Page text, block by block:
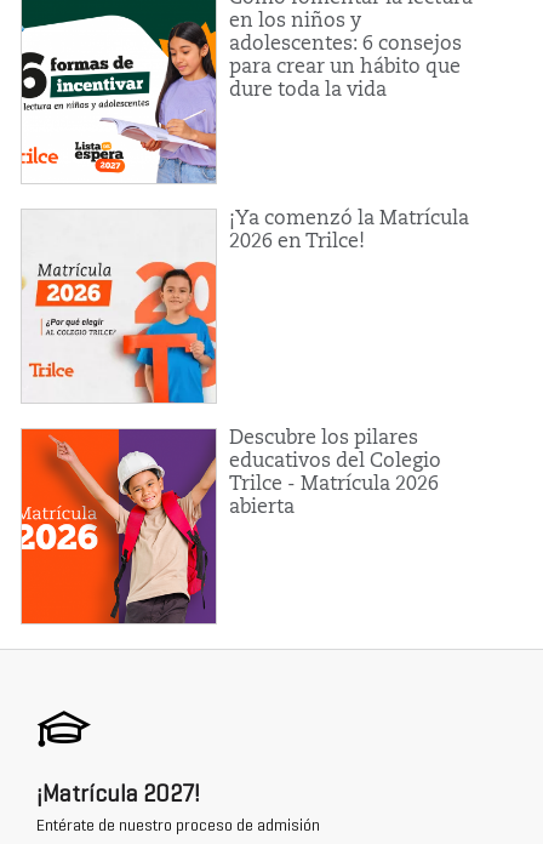
en los niños y
adolescentes: 6 consejos
para crear un hábito que
dure toda la vida
¡Ya comenzó la Matrícula
2026 en Trilce!
Descubre los pilares
educativos del Colegio
Trilce - Matrícula 2026
abierta
¡Matrícula 2027!
Entérate de nuestro proceso de admisión